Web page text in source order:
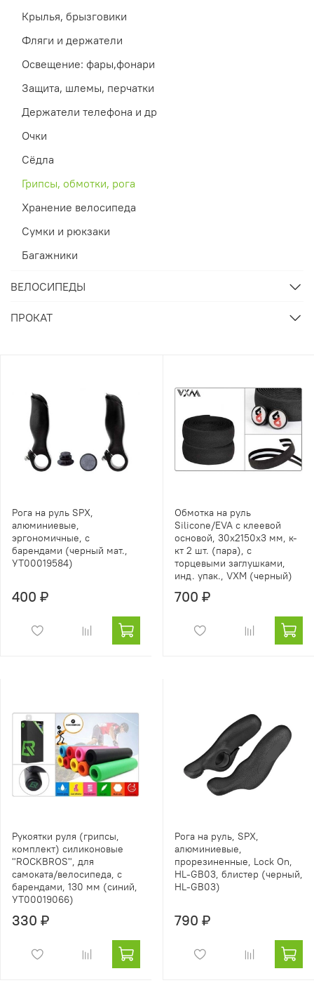
Рога на руль SPX,
алюминиевые,
эргономичные, с
барендами (черный мат.,
УТ00019584)
400 ₽
Обмотка на руль
Silicone/EVA с клеевой
основой, 30х2150х3 мм, к-
кт 2 шт. (пара), с
торцевыми заглушками,
инд. упак., VXM (черный)
700 ₽
Рукоятки руля (грипсы,
комплект) силиконовые
"ROCKBROS", для
самоката/велосипеда, с
барендами, 130 мм (синий,
УТ00019066)
330 ₽
Рога на руль, SPX,
алюминиевые,
прорезиненные, Lock On,
HL-GB03, блистер (черный,
HL-GB03)
790 ₽
Крылья, брызговики
Фляги и держатели
Освещение: фары,фонари
Защита, шлемы, перчатки
Держатели телефона и др
Очки
Сёдла
Грипсы, обмотки, рога
Хранение велосипеда
Сумки и рюкзаки
Багажники
ВЕЛОСИПЕДЫ
ПРОКАТ